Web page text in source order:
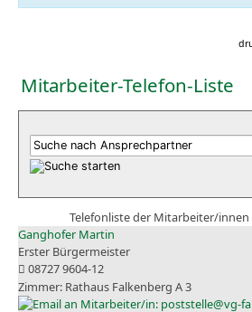
Mitarbeiter-Telefon-Liste
Telefonliste der Mitarbeiter/
Ganghofer Martin
Erster Bürgermeister
08727 9604-12
Rathaus Falkenberg A 3